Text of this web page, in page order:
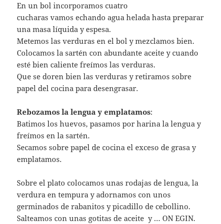
En un bol incorporamos cuatro
cucharas vamos echando agua helada hasta preparar
una masa líquida y espesa.
Metemos las verduras en el bol y mezclamos bien.
Colocamos la sartén con abundante aceite y cuando
esté bien caliente freímos las verduras.
Que se doren bien las verduras y retiramos sobre
papel del cocina para desengrasar.
Rebozamos la lengua y emplatamos:
Batimos los huevos, pasamos por harina la lengua y
freímos en la sartén.
Secamos sobre papel de cocina el exceso de grasa y
emplatamos.
Sobre el plato colocamos unas rodajas de lengua, la
verdura en tempura y adornamos con unos
germinados de rabanitos y picadillo de cebollino.
Salteamos con unas gotitas de aceite y … ON EGIN.